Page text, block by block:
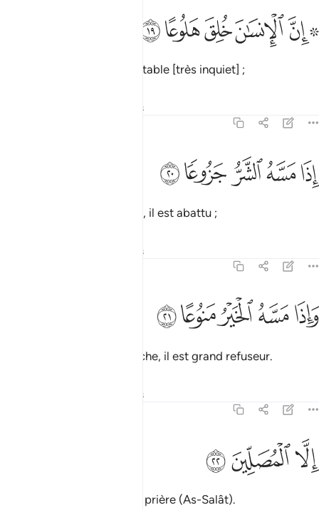
۞ ان الانسان خلق هلوعا ١٩
۞ إِنَّ ٱلْإِنسَـٰنَ خُلِقَ هَلُوعًا ١٩
ﱪ ﱫﱬﱭﱮﱯ
Oui, l’homme a été créé instable [très inquiet] ;
Réflexions
اذا مسه الشر جزوعا ٢٠
إِذَا مَسَّهُ ٱلشَّرُّ جَزُوعًۭا ٢٠
ﱰﱱﱲﱳﱴ
quand le malheur le touche, il est abattu ;
Réflexions
واذا مسه الخير منوعا ٢١
وَإِذَا مَسَّهُ ٱلْخَيْرُ مَنُوعًا ٢١
ﱵﱶﱷﱸﱹ
et quand le bonheur le touche, il est grand refuseur.
Réflexions
الا المصلين ٢٢
إِلَّا ٱلْمُصَلِّينَ ٢٢
ﱺﱻﱼ
Sauf ceux qui pratiquent la prière (As-Salât).